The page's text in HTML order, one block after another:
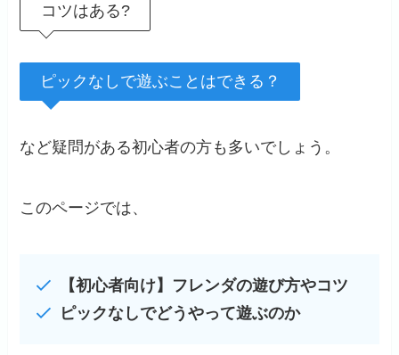
コツはある?
ピックなしで遊ぶことはできる？
など疑問がある初心者の方も多いでしょう。
このページでは、
【初心者向け】フレンダの遊び方やコツ
ピックなしでどうやって遊ぶのか